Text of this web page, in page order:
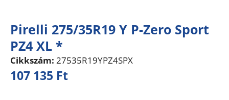
Pirelli 275/35R19 Y P-Zero Sport
PZ4 XL *
Cikkszám: 27535R19YPZ4SPX
107 135 Ft